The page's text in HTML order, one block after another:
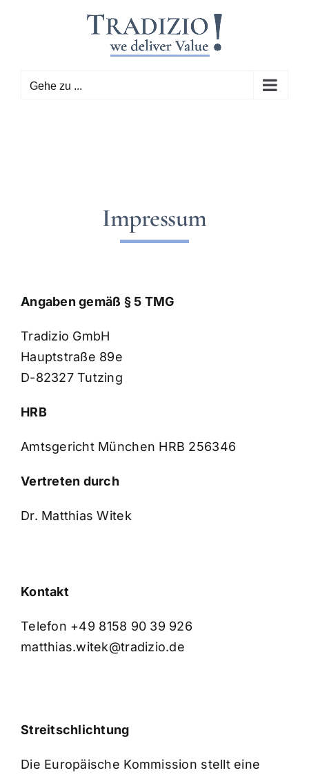
Gehe zu ...
Impressum
Angaben gemäß § 5 TMG
Tradizio GmbH
Hauptstraße 89e
D-82327 Tutzing
HRB
Amtsgericht München HRB 256346
Vertreten durch
Dr. Matthias Witek
Kontakt
Telefon +49 8158 90 39 926
matthias.witek@tradizio.de
Streitschlichtung
Die Europäische Kommission stellt eine